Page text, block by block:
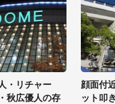
・リチャー
秋広優人の存
顔面付
ット叩